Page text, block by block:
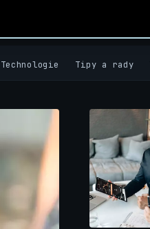
Technologie Tipy a rady